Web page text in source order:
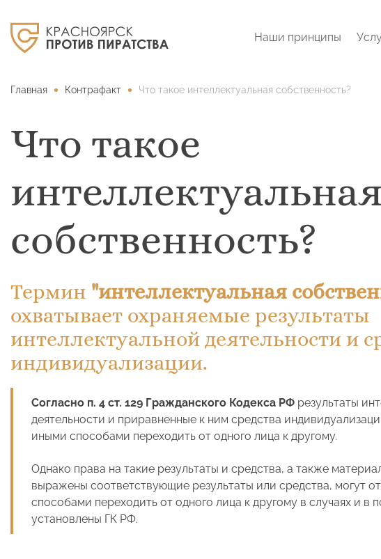
Наши принципы
Главная Контрафакт Что такое интеллектуальная собственность?
Что такое
интеллектуальная
собственность?
Термин "интеллектуальная
охватывает охраняемые результаты
интеллектуальной деятельности и
индивидуализации.
Согласно п. 4 ст. 129 Гражданского Кодекса РФ результаты
деятельности и приравненные к ним средства
иными способами переходить от одного лица к другому.
Однако права на такие результаты и средства, а также
выражены соответствующие результаты или средства, могут
способами переходить от одного лица к другому в случаях и в
установлены ГК РФ.